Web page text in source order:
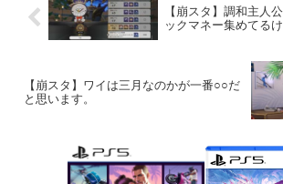
【崩スタ】調和主人
ックマネー集めてる
【崩スタ】ワイは三月なのかが一番○○だ
と思います。